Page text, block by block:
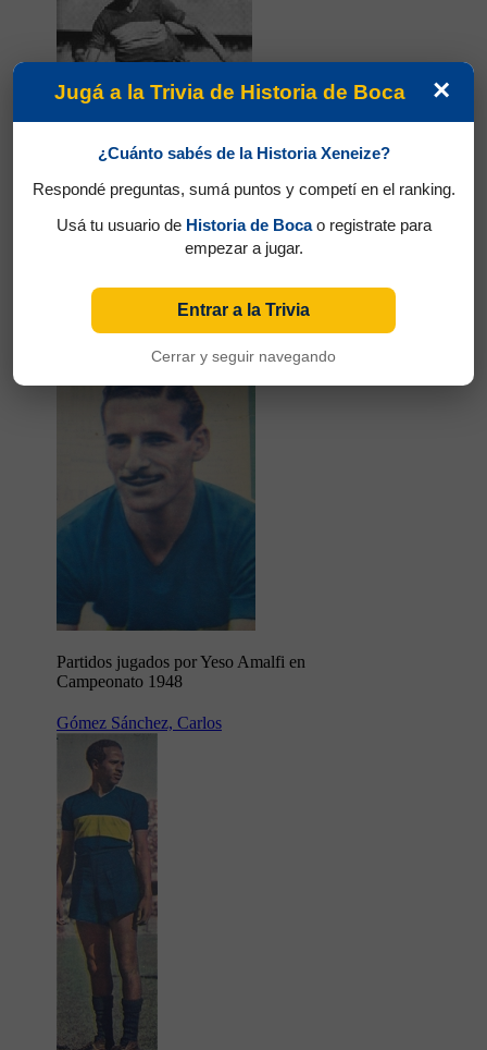
Partidos jugados por Mario Emilio Heriberto
Boyé en Campeonato 1948
Partidos jugados por Yeso Amalfi en
Campeonato 1948
Gómez Sánchez, Carlos
×
Jugá a la Trivia de Historia de Boca
¿Cuánto sabés de la Historia Xeneize?
Respondé preguntas, sumá puntos y competí en el ranking.
Usá tu usuario de Historia de Bocao registrate para
empezar a jugar.
Entrar a la Trivia
Cerrar y seguir navegando